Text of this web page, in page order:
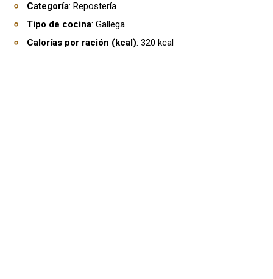
Categoría: Repostería
Tipo de cocina: Gallega
Calorías por ración (kcal): 320 kcal